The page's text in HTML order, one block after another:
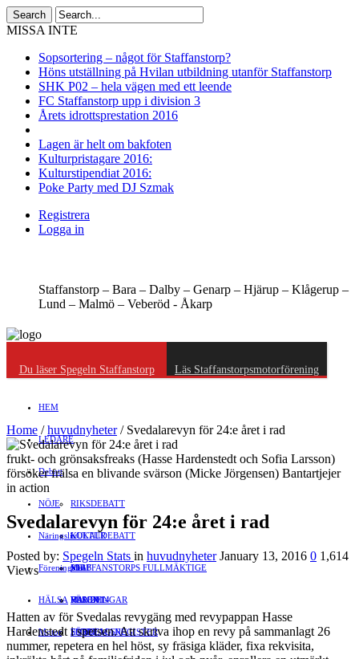
MISSA INTE
Sopsortering – något för Staffanstorp?
Höns utställning på Hvilan utbildning utanför Staffanstorp
SHK P02 – hela vägen med ett leende
FC Staffanstorp upp i division 3
Årets idrottsprestation 2016
Lagen är helt om bakfoten
Kulturpristagare 2016:
Kulturstipendiat 2016:
Poke Party med DJ Szmak
Registrera
Logga in
Staffanstorp – Bara – Dalby – Genarp – Hjärup – Klågerup –
Lund – Malmö – Veberöd - Åkarp
Du läser Spegeln Staffanstorp Läs Staffanstorpsmotorförening
HEM
LEDARE
Debatt
RIKSDEBATT
LOKALDEBATT
STAFFANSTORPS FULLMÄKTIGE
VAL 2014
NÖJE
KULTUR
Mat
RESOR
EVENEMANG
Näringsliv
JOBB
HANDEL
FÖRETAGSREGISTER
Föreningsliv
FÖRENINGAR
SPORT
HÄLSA
Motor
Home /huvudnyheter/ Svedalarevyn för 24:e året i rad
frukt- och grönsaksfreaks (Hasse Hardenstedt och Sofia Larsson)
försöker frälsa en blivande svärson (Micke Jörgensen) Bantartjejer
in action
Svedalarevyn för 24:e året i rad
Posted by: Spegeln Stats in huvudnyheter January 13, 2016 0 1,614
Views
Hatten av för Svedalas revygäng med revypappan Hasse
Hardenstedt i spetsen. Att skriva ihop en revy på sammanlagt 26
nummer, repetera en hel höst, sy fräsiga kläder, fixa rekvisita,